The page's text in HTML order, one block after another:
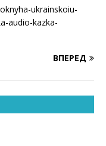
ukrainskoiu-
audio-kazka-
ВПЕРЕД